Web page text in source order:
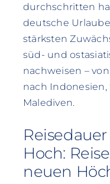
durchschritten
deutsche
stärksten
süd- und
nachweisen –
nach Indonesien,
Malediven.
Hoch:
neuen